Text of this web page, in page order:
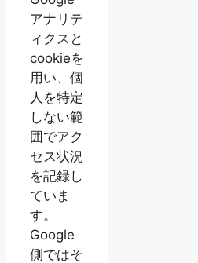
アナリテ
ィクスと
cookieを
用い、個
人を特定
しない範
囲でアク
セス状況
を記録し
ていま
す。
Google
側ではそ